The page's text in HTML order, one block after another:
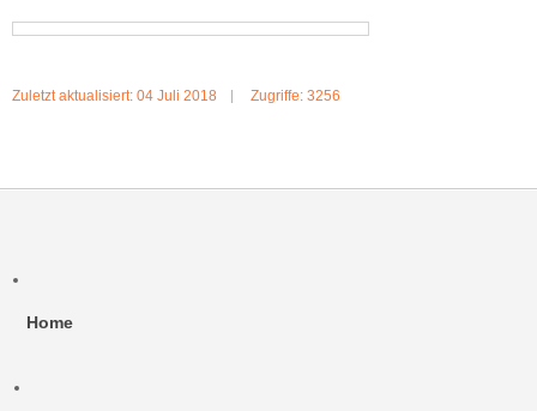
Zuletzt aktualisiert: 04 Juli 2018 Zugriffe: 3256
Home